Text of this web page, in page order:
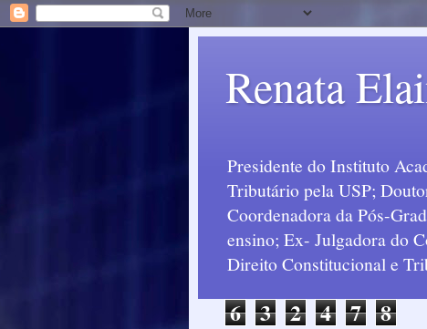
Renata
Presidente do Instituto
Tributário pela USP;
Coordenadora da Pós-
ensino; Ex- Julgadora do
Direito Constitucional e
6 3 2 4 7 8